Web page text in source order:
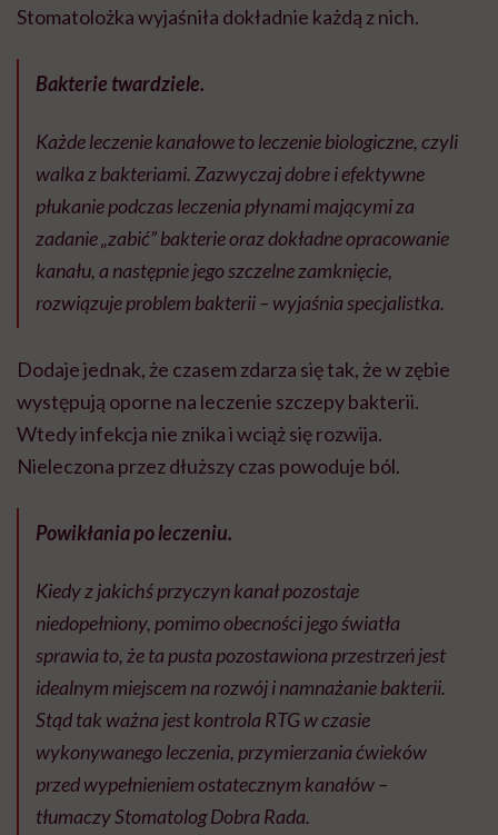
Stomatolożka wyjaśniła dokładnie każdą z nich.
Bakterie twardziele.
Każde leczenie kanałowe to leczenie biologiczne, czyli
walka z bakteriami. Zazwyczaj dobre i efektywne
płukanie podczas leczenia płynami mającymi za
zadanie „zabić” bakterie oraz dokładne opracowanie
kanału, a następnie jego szczelne zamknięcie,
rozwiązuje problem bakterii – wyjaśnia specjalistka.
Dodaje jednak, że czasem zdarza się tak, że w zębie
występują oporne na leczenie szczepy bakterii.
Wtedy infekcja nie znika i wciąż się rozwija.
Nieleczona przez dłuższy czas powoduje ból.
Powikłania po leczeniu.
Kiedy z jakichś przyczyn kanał pozostaje
niedopełniony, pomimo obecności jego światła
sprawia to, że ta pusta pozostawiona przestrzeń jest
idealnym miejscem na rozwój i namnażanie bakterii.
Stąd tak ważna jest kontrola RTG w czasie
wykonywanego leczenia, przymierzania ćwieków
przed wypełnieniem ostatecznym kanałów –
tłumaczy Stomatolog Dobra Rada.